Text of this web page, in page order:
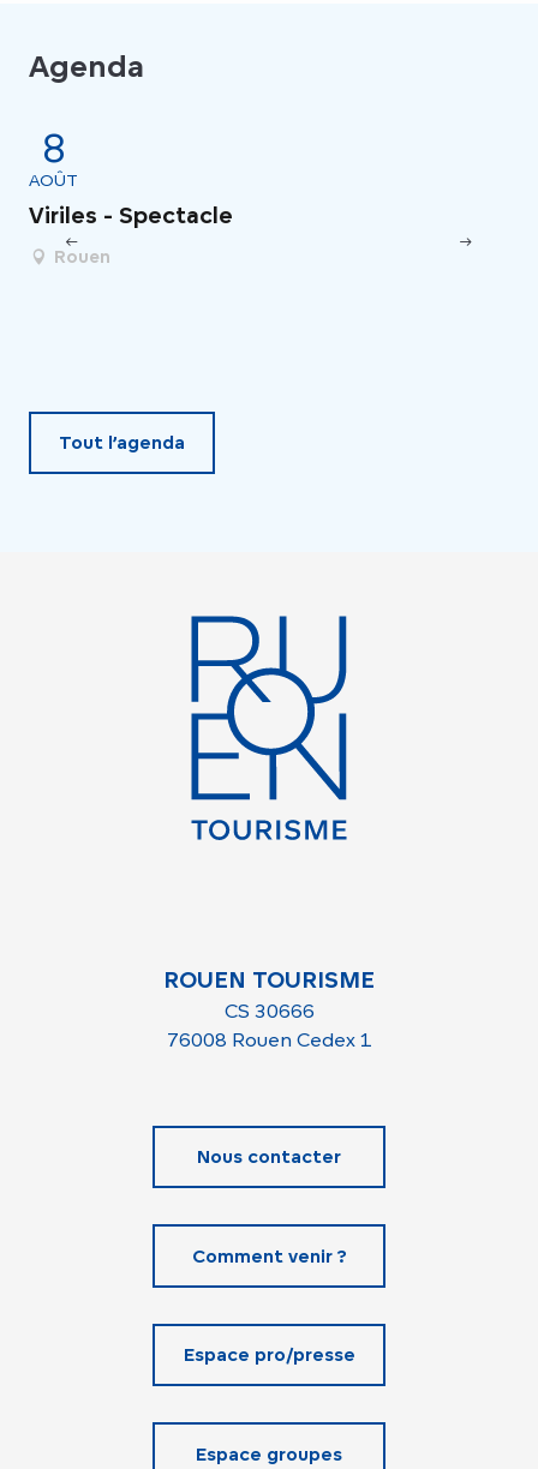
Agenda
8
AOÛT
Viriles - Spectacle
Rouen
Tout l’agenda
ROUEN TOURISME
CS 30666
76008 Rouen Cedex 1
Nous contacter
Comment venir ?
Espace pro/presse
Espace groupes